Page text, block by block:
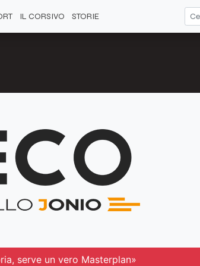
IL CORSIVO STORIE
serve un vero Masterplan»